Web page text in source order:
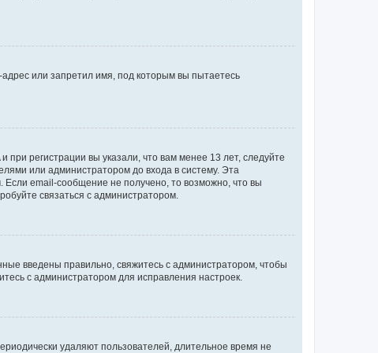
или запретил имя, под которым вы пытаетесь
регистрации вы указали, что вам менее 13 лет, следуйте
или администратором до входа в систему. Эта
email-сообщение не получено, то возможно, что вы
связаться с администратором.
введены правильно, свяжитесь с администратором, чтобы
с администратором для исправления настроек.
удаляют пользователей, длительное время не